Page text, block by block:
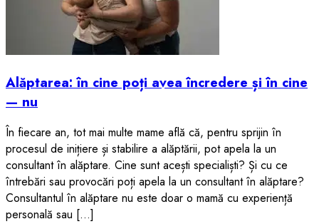
Alăptarea: în cine poți avea încredere și în cine
— nu
În fiecare an, tot mai multe mame află că, pentru sprijin în
procesul de inițiere și stabilire a alăptării, pot apela la un
consultant în alăptare. Cine sunt acești specialiști? Și cu ce
întrebări sau provocări poți apela la un consultant în alăptare?
Consultantul în alăptare nu este doar o mamă cu experiență
personală sau […]